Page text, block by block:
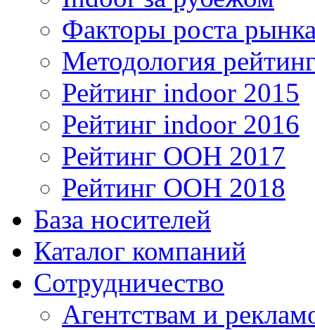
Факторы роста
Методология
Рейтинг indoor 2015
Рейтинг indoor 2016
Рейтинг OOH 2017
Рейтинг OOH 2018
База носителей
Каталог компаний
Сотрудничество
Агентствам и